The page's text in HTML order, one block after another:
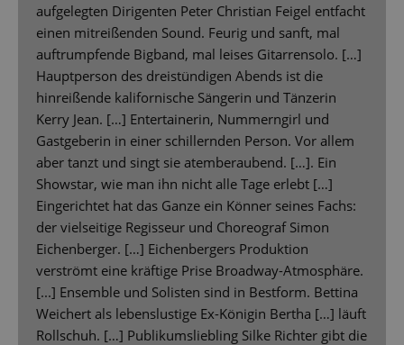
aufgelegten Dirigenten Peter Christian Feigel entfacht
einen mitreißenden Sound. Feurig und sanft, mal
auftrumpfende Bigband, mal leises Gitarrensolo. […]
Hauptperson des dreistündigen Abends ist die
hinreißende kalifornische Sängerin und Tänzerin
Kerry Jean. […] Entertainerin, Nummerngirl und
Gastgeberin in einer schillernden Person. Vor allem
aber tanzt und singt sie atemberaubend. […]. Ein
Showstar, wie man ihn nicht alle Tage erlebt […]
Eingerichtet hat das Ganze ein Könner seines Fachs:
der vielseitige Regisseur und Choreograf Simon
Eichenberger. […] Eichenbergers Produktion
verströmt eine kräftige Prise Broadway-Atmosphäre.
[...] Ensemble und Solisten sind in Bestform. Bettina
Weichert als lebenslustige Ex-Königin Bertha […] läuft
Rollschuh. […] Publikumsliebling Silke Richter gibt die